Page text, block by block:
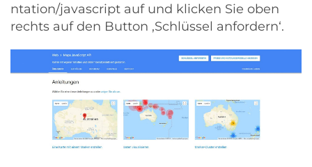
ntation/javascript auf und klicken Sie oben
rechts auf den Button ‚Schlüssel anfordern‘.